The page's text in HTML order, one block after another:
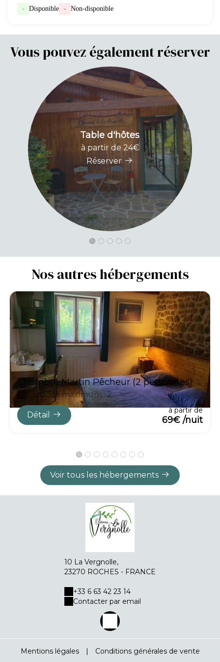
- Disponible - Non-disponible
Vous pouvez également réserver
Table d'hôtes
à partir de 24€
Réserver
Nos autres hébergements
Chambre Martin Pêcheur (2 personnes)
Capacité maximum : 2
Détail
à partir de
69€ /nuit
Voir tous les hébergements
10 La Vergnolle,
23270 ROCHES - FRANCE
+33 6 63 42 23 14
Contacter par email
Mentions légales | Conditions générales de vente